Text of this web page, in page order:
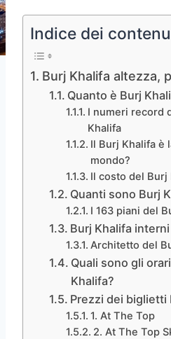
Indice dei
Burj Khalifa altezza,
Quanto è Burj
I numeri record
Khalifa
Il Burj Khalifa è
mondo?
Il costo del Burj
Quanti sono Burj
I 163 piani del
Burj Khalifa interni
Architetto del
Quali sono gli
Khalifa?
Prezzi dei biglietti
1. At The Top
2. At The Top